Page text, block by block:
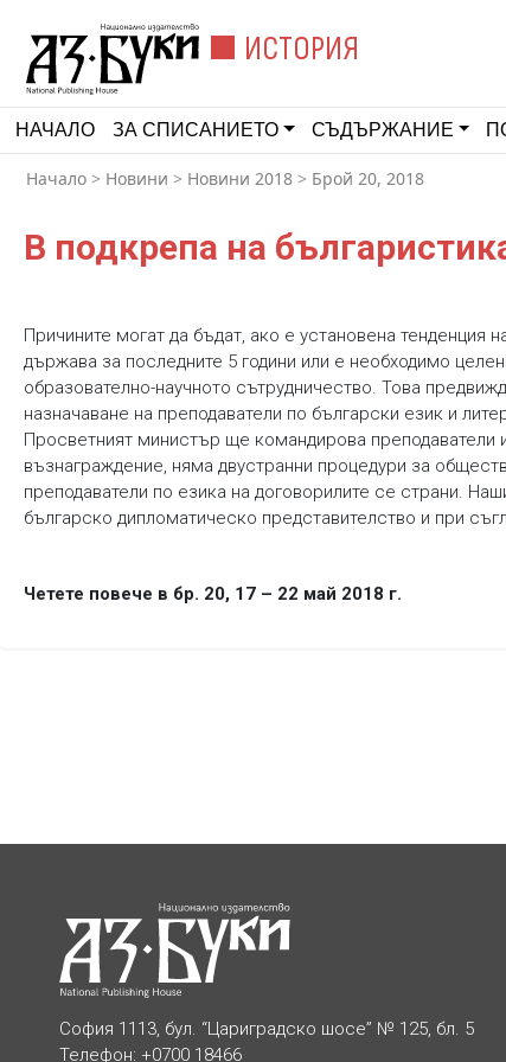
ИСТОРИЯ
НАЧАЛО ЗА СПИСАНИЕТО СЪДЪРЖАНИЕ
Начало > Новини > Новини 2018 > Брой 20, 2018
В подкрепа на
Причините могат да бъдат, ако е установена тенденция
държава за последните 5 години или е необходимо
образователно-научното сътрудничество. Това
назначаване на преподаватели по български език и
Просветният министър ще командирова
възнаграждение, няма двустранни процедури за
преподаватели по езика на договорилите се страни.
българско дипломатическо представителство и при
Четете повече в бр. 20, 17 – 22 май 2018 г.
София 1113, бул. “Цариградско шосе” № 125, бл. 5
Телефон: +0700 18466